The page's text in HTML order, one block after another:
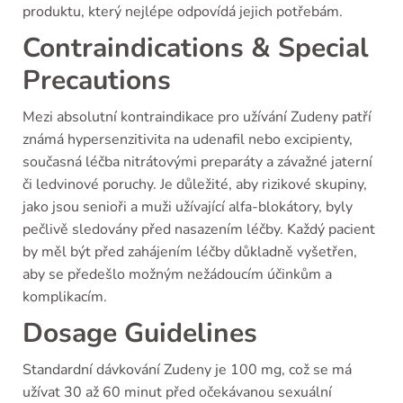
produktu, který nejlépe odpovídá jejich potřebám.
Contraindications & Special
Precautions
Mezi absolutní kontraindikace pro užívání Zudeny patří
známá hypersenzitivita na udenafil nebo excipienty,
současná léčba nitrátovými preparáty a závažné jaterní
či ledvinové poruchy. Je důležité, aby rizikové skupiny,
jako jsou senioři a muži užívající alfa-blokátory, byly
pečlivě sledovány před nasazením léčby. Každý pacient
by měl být před zahájením léčby důkladně vyšetřen,
aby se předešlo možným nežádoucím účinkům a
komplikacím.
Dosage Guidelines
Standardní dávkování Zudeny je 100 mg, což se má
užívat 30 až 60 minut před očekávanou sexuální